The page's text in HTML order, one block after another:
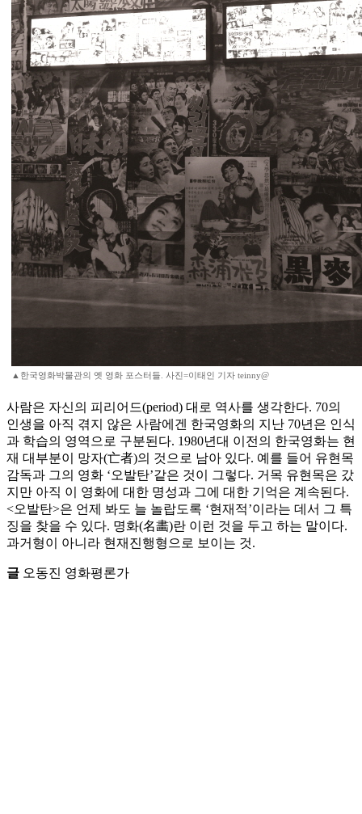
▲한국영화박물관의 옛 영화 포스터들. 사진=이태인 기자 teinny@
사람은 자신의 피리어드(period) 대로 역사를 생각한다. 70의
인생을 아직 겪지 않은 사람에겐 한국영화의 지난 70년은 인식
과 학습의 영역으로 구분된다. 1980년대 이전의 한국영화는 현
재 대부분이 망자(亡者)의 것으로 남아 있다. 예를 들어 유현목
감독과 그의 영화 ‘오발탄’같은 것이 그렇다. 거목 유현목은 갔
지만 아직 이 영화에 대한 명성과 그에 대한 기억은 계속된다.
<오발탄>은 언제 봐도 늘 놀랍도록 ‘현재적’이라는 데서 그 특
징을 찾을 수 있다. 명화(名畵)란 이런 것을 두고 하는 말이다.
과거형이 아니라 현재진행형으로 보이는 것.
글 오동진 영화평론가